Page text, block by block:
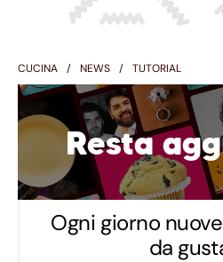
CUCINA NEWS TUTORIAL
Resta
Ogni giorno
da